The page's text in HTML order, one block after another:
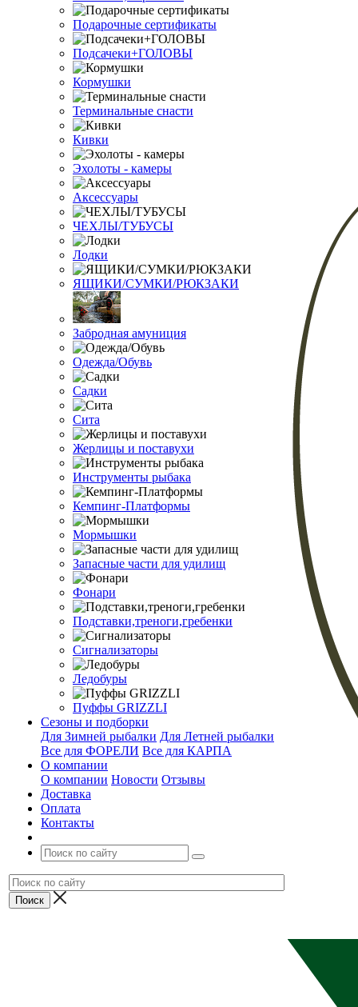
Подарочные сертификаты
Подсачеки+ГОЛОВЫ
Кормушки
Терминальные снасти
Кивки
Эхолоты - камеры
Аксессуары
ЧЕХЛЫ/ТУБУСЫ
Лодки
ЯЩИКИ/СУМКИ/РЮКЗАКИ
Забродная амуниция
Одежда/Обувь
Садки
Сита
Жерлицы и поставухи
Инструменты рыбака
Кемпинг-Платформы
Мормышки
Запасные части для удилищ
Фонари
Подставки,треноги,гребенки
Сигнализаторы
Ледобуры
Пуффы GRIZZLI
Сезоны и подборки
Для Зимней рыбалки Для Летней рыбалки
Все для ФОРЕЛИ Все для КАРПА
О компании
О компании Новости Отзывы
Доставка
Оплата
Контакты